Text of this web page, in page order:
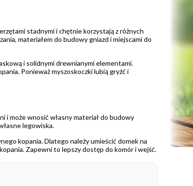
stadnymi i chętnie korzystają z różnych
materiałem do budowy gniazd i miejscami do
i solidnymi drewnianymi elementami.
Ponieważ myszoskoczki lubią gryźć i
i może wnosić własny materiał do budowy
legowiska.
kopania. Dlatego należy umieścić domek na
Zapewni to lepszy dostęp do komór i wejść.